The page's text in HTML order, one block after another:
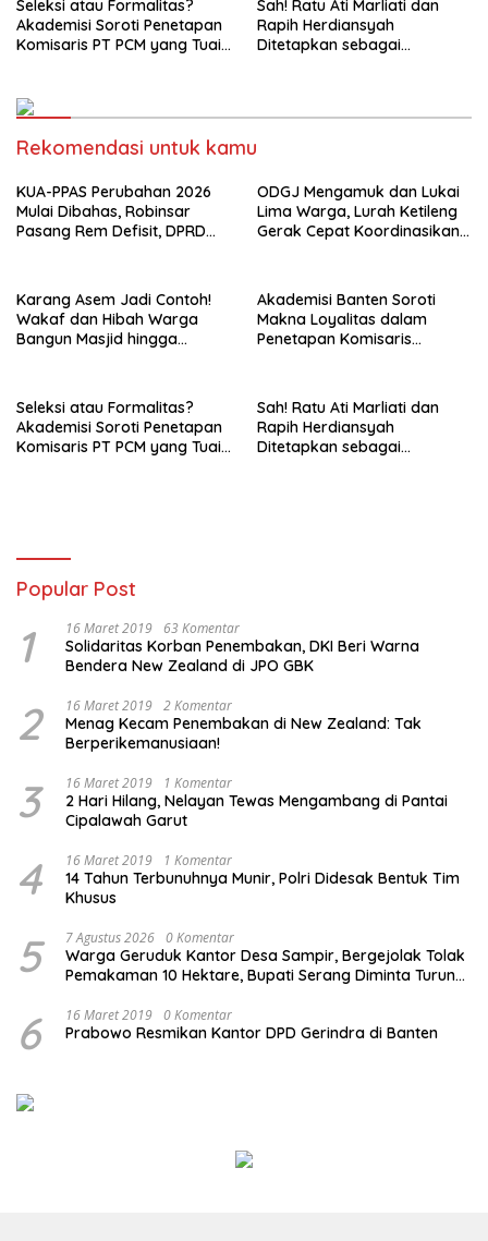
Seleksi atau Formalitas?
Akademisi Soroti Penetapan
Komisaris PT PCM yang Tuai
Sah! Ratu Ati Marliati dan
Rapih Herdiansyah
Ditetapkan sebagai
Rekomendasi untuk kamu
KUA-PPAS Perubahan 2026
Mulai Dibahas, Robinsar
Pasang Rem Defisit, DPRD
ODGJ Mengamuk dan Lukai
Lima Warga, Lurah Ketileng
Gerak Cepat Koordinasikan
Karang Asem Jadi Contoh!
Wakaf dan Hibah Warga
Bangun Masjid hingga
Akademisi Banten Soroti
Makna Loyalitas dalam
Penetapan Komisaris
Seleksi atau Formalitas?
Akademisi Soroti Penetapan
Komisaris PT PCM yang Tuai
Sah! Ratu Ati Marliati dan
Rapih Herdiansyah
Ditetapkan sebagai
Popular Post
1 16 Maret 2019 63 Komentar
Solidaritas Korban Penembakan, DKI Beri Warna
Bendera New Zealand di JPO GBK
2 16 Maret 2019 2 Komentar
Menag Kecam Penembakan di New Zealand: Tak
Berperikemanusiaan!
3 16 Maret 2019 1 Komentar
2 Hari Hilang, Nelayan Tewas Mengambang di Pantai
Cipalawah Garut
4 16 Maret 2019 1 Komentar
14 Tahun Terbunuhnya Munir, Polri Didesak Bentuk Tim
Khusus
5 7 Agustus 2026 0 Komentar
Warga Geruduk Kantor Desa Sampir, Bergejolak Tolak
Pemakaman 10 Hektare, Bupati Serang Diminta Turun
6 16 Maret 2019 0 Komentar
Prabowo Resmikan Kantor DPD Gerindra di Banten